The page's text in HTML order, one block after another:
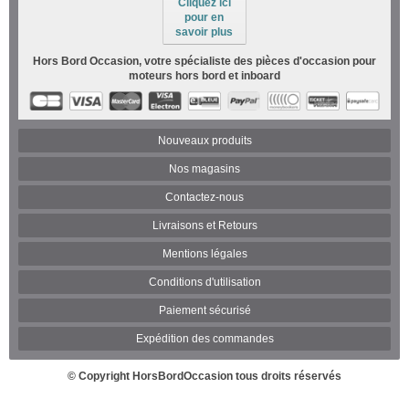
pour en
savoir plus
Hors Bord Occasion, votre spécialiste des pièces d'occasion pour
moteurs hors bord et inboard
Nouveaux produits
Nos magasins
Contactez-nous
Livraisons et Retours
Mentions légales
Conditions d'utilisation
Paiement sécurisé
Expédition des commandes
© Copyright HorsBordOccasion tous droits réservés